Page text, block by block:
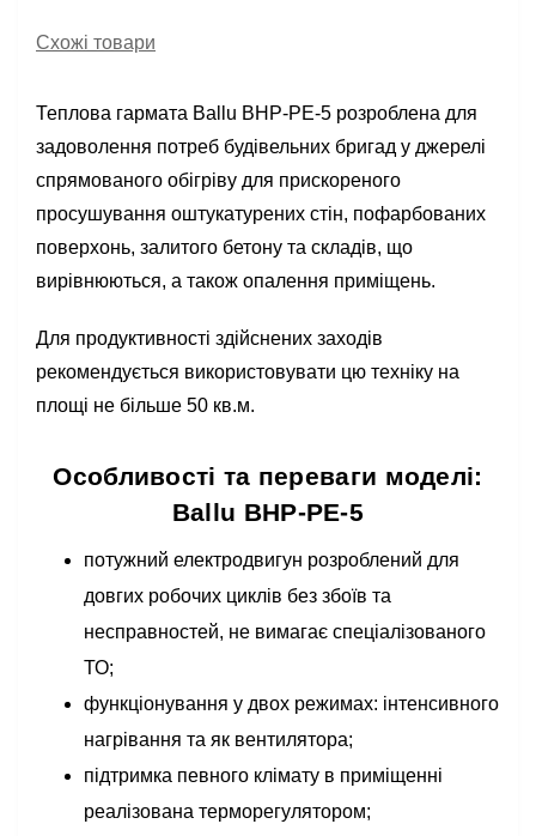
Схожі товари
Теплова гармата Ballu BHP-PE-5 розроблена для
задоволення потреб будівельних бригад у джерелі
спрямованого обігріву для прискореного
просушування оштукатурених стін, пофарбованих
поверхонь, залитого бетону та складів, що
вирівнюються, а також опалення приміщень.
Для продуктивності здійснених заходів
рекомендується використовувати цю техніку на
площі не більше 50 кв.м.
Особливості та переваги моделі:
Ballu BHP-PE-5
потужний електродвигун розроблений для
довгих робочих циклів без збоїв та
несправностей, не вимагає спеціалізованого
ТО;
функціонування у двох режимах: інтенсивного
нагрівання та як вентилятора;
підтримка певного клімату в приміщенні
реалізована терморегулятором;